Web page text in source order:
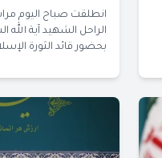
انطلقت صباح اليوم
الراحل الشهيد آية
بحضور قائد الثورة